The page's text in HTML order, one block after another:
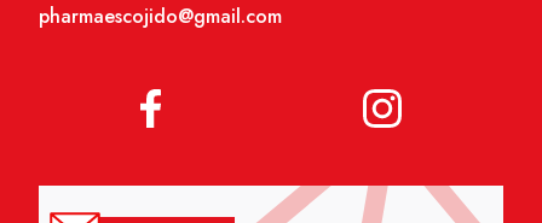
pharmaescojido@gmail.com